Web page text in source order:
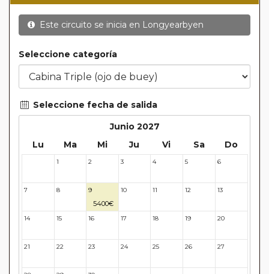
Este circuito se inicia en Longyearbyen
Seleccione categoría
Seleccione fecha de salida
Junio 2027
Lu
Ma Mi Ju Vi Sa Do
1 2 3 4 5 6
7 8 9
5400€
10 11 12 13
14 15 16 17 18 19 20
21 22 23 24 25 26 27